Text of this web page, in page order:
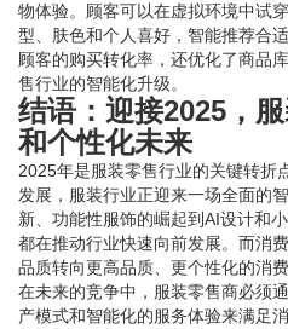
物体验。顾客可以在虚拟环境中试
型、肤色和个人喜好，智能推荐合
顾客的购买转化率，还优化了商品
售行业的智能化升级。
结语：迎接2025，
和个性化未来
2025年是服装零售行业的关键转折
发展，服装行业正迎来一场全面的
新、功能性服饰的崛起到AI设计和
都在推动行业快速向前发展。而消
品质转向更高品质、更个性化的消费
在未来的竞争中，服装零售商必须
产模式和智能化的服务体验来满足